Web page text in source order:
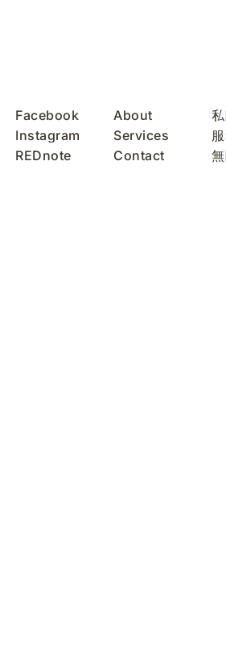
Facebook
Instagram
REDnote
About
Services
Contact